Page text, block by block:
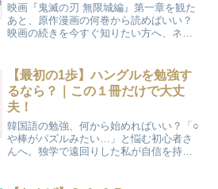
映画『鬼滅の刃 無限城編』第一章を観た
あと、原作漫画の何巻から読めばいい？
映画の続きを今すぐ知りたい方へ、ネタ
限城編」を完結まで読み進める方法も
「かのさぽ」が紹介！
【最初の1歩】ハングルを勉強す
るなら？｜この１冊だけで大丈
夫！
韓国語の勉強、何から始めればいい？「○
や棒がパズルみたい…」と悩む初心者さ
んへ。独学で遠回りした私が自信を持っ